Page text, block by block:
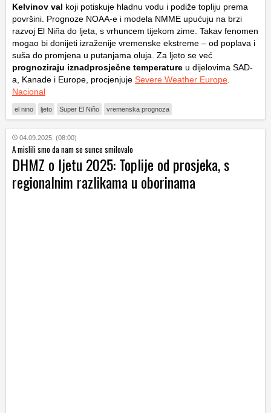
Kelvinov val koji potiskuje hladnu vodu i podiže topliju prema
površini. Prognoze NOAA-e i modela NMME upućuju na brzi
razvoj El Niña do ljeta, s vrhuncem tijekom zime. Takav fenomen
mogao bi donijeti izraženije vremenske ekstreme – od poplava i
suša do promjena u putanjama oluja. Za ljeto se već
prognoziraju iznadprosječne temperature u dijelovima SAD-
a, Kanade i Europe, procjenjuje Severe Weather Europe
Nacional
el nino ljeto Super El Niño vremenska prognoza
04.09.2025. (08:00)
A mislili smo da nam se sunce smilovalo
DHMZ o ljetu 2025: Toplije od prosjeka, s
regionalnim razlikama u oborinama